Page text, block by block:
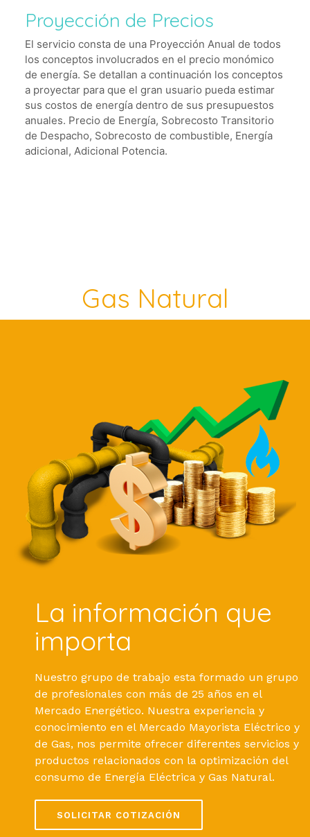
Proyección de Precios
El servicio consta de una Proyección Anual de todos
los conceptos involucrados en el precio monómico
de energía. Se detallan a continuación los conceptos
a proyectar para que el gran usuario pueda estimar
sus costos de energía dentro de sus presupuestos
anuales. Precio de Energía, Sobrecosto Transitorio
de Despacho, Sobrecosto de combustible, Energía
adicional, Adicional Potencia.
Gas Natural
La información que
importa
Nuestro grupo de trabajo esta formado un grupo
de profesionales con más de 25 años en el
Mercado Energético. Nuestra experiencia y
conocimiento en el Mercado Mayorista Eléctrico y
de Gas, nos permite ofrecer diferentes servicios y
productos relacionados con la optimización del
consumo de Energía Eléctrica y Gas Natural.
SOLICITAR COTIZACIÓN